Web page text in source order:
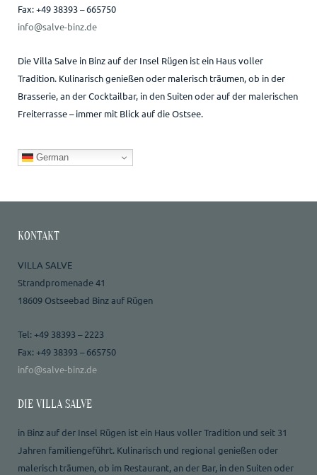
Fax: +49 38393 – 665750
info@salve-binz.de
Die Villa Salve in Binz auf der Insel Rügen ist ein Haus voller
Tradition. Kulinarisch genießen oder malerisch träumen, ob in der
Brasserie, an der Cocktailbar, in den Suiten oder auf der malerischen
Freiterrasse – immer mit Blick auf die Ostsee.
German
KONTAKT
VILLA SALVE
Strandpromenade 41
18609 Ostseebad Binz auf Rügen
Tel: +49 38393 – 2223
Fax: +49 38393 – 665750
info@salve-binz.de
DIE VILLA SALVE
in Binz auf der Insel Rügen ist ein Haus voller Tradition und seit 31
Jahren familiengeführt. Kulinarisch und regional genießen oder
malerisch träumen, ob im Restaurant, an der Bar, in den Suiten oder